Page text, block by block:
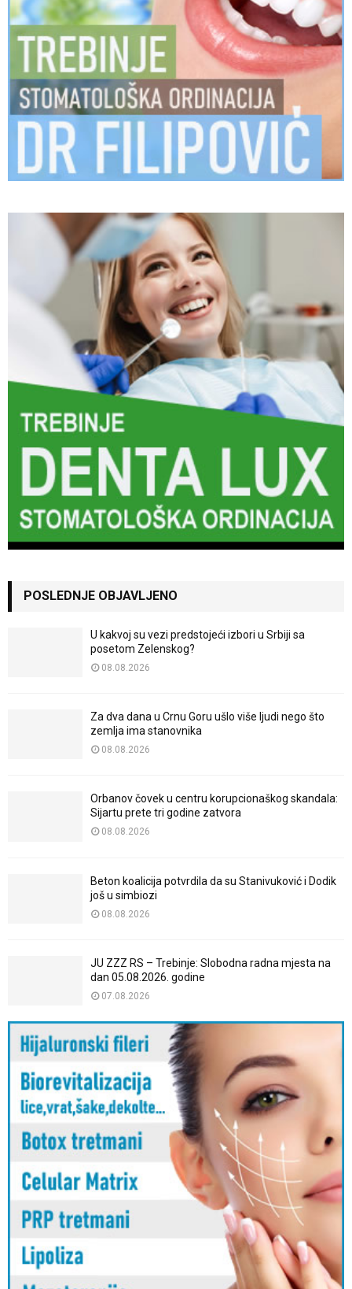
POSLEDNJE OBJAVLJENO
U kakvoj su vezi predstojeći izbori u Srbiji sa
posetom Zelenskog?
08.08.2026
Za dva dana u Crnu Goru ušlo više ljudi nego što
zemlja ima stanovnika
08.08.2026
Orbanov čovek u centru korupcionaškog skandala:
Sijartu prete tri godine zatvora
08.08.2026
Beton koalicija potvrdila da su Stanivuković i Dodik
još u simbiozi
08.08.2026
JU ZZZ RS – Trebinje: Slobodna radna mjesta na
dan 05.08.2026. godine
07.08.2026